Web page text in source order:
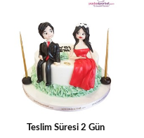
Teslim Süresi 2 Gün